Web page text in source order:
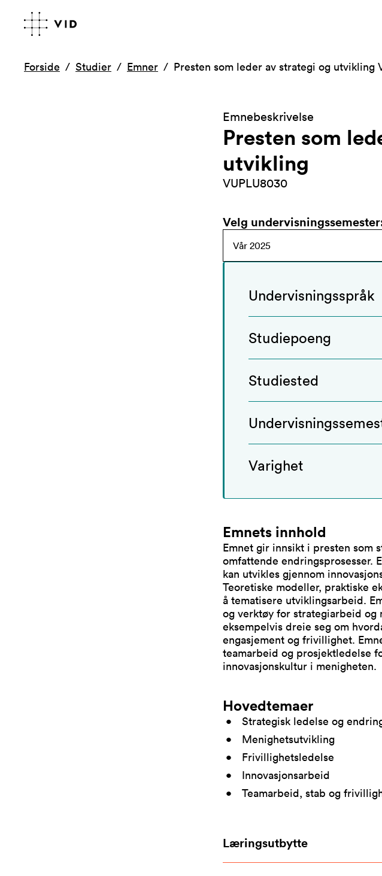
Forside Studier Emner Presten som leder av strategi og utvikling
Emnebeskrivelse
Presten som
utvikling
VUPLU8030
Velg undervisningssemester
Undervisningsspråk
Studiepoeng
Studiested
Varighet
Emnets innhold
Emnet gir innsikt i presten som
omfattende endringsprosesser.
kan utvikles gjennom
Teoretiske modeller, praktiske
å tematisere utviklingsarbeid.
og verktøy for strategiarbeid og
eksempelvis dreie seg om
engasjement og frivillighet.
teamarbeid og prosjektledelse
innovasjonskultur i menigheten.
Hovedtemaer
Strategisk ledelse og
Menighetsutvikling
Frivillighetsledelse
Innovasjonsarbeid
Teamarbeid, stab og
Læringsutbytte